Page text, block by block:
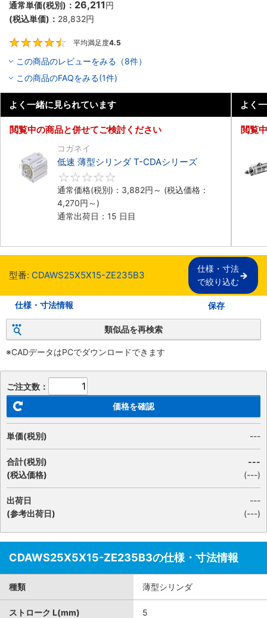
通常単価(税別)： 26,211円
(税込単価)： 28,832円
平均満足度4.5
この商品のレビューをみる（8件）
この商品のFAQをみる(1件)
よく一緒に見られています
閲覧中の商品と併せてご検討ください
コガネイ
低速 薄型シリンダ T-CDAシリーズ
通常価格(税別)： 3,882円 ～ (税込価格：
4,270円 ～)
通常出荷日：15 日目
よく
閲覧
型番: CDAWS25X5X15-ZE235B3
仕様・寸法
で絞り込む
仕様・寸法情報 保存
類似品を再検索
※CADデータはPCでダウンロードできます
ご注文数：
価格を確認
単価(税別) ---
合計(税別)
(税込価格)
---
(---)
出荷日
(参考出荷日)
---
(---)
CDAWS25X5X15-ZE235B3の仕様・寸法情報
種類 薄型シリンダ
ストローク L(mm) 5